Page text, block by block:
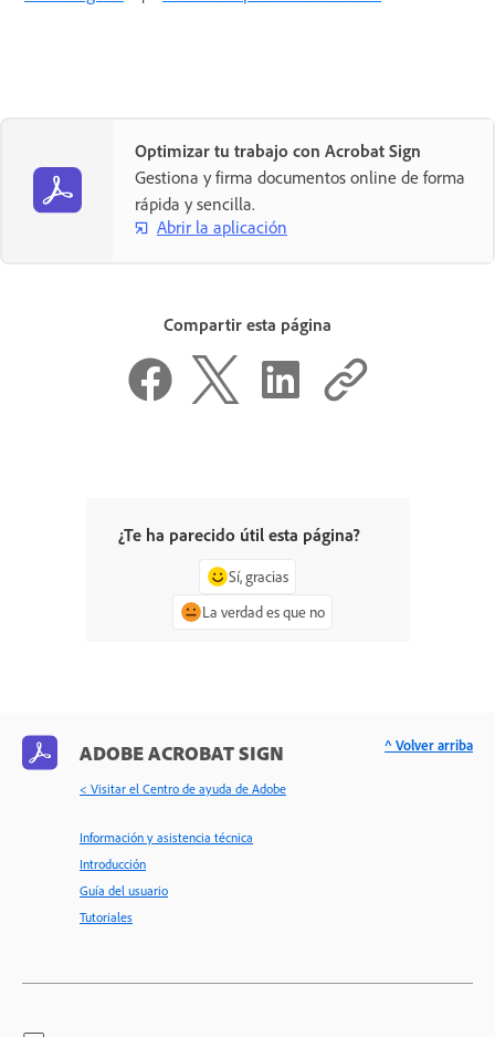
Optimizar tu trabajo con Acrobat Sign
Gestiona y firma documentos online de forma
rápida y sencilla.
Abrir la aplicación
Compartir esta página
¿Te ha parecido útil esta página?
Sí, gracias
La verdad es que no
ADOBE ACROBAT SIGN
< Visitar el Centro de ayuda de Adobe
Información y asistencia técnica
Introducción
Guía del usuario
Tutoriales
^ Volver arriba